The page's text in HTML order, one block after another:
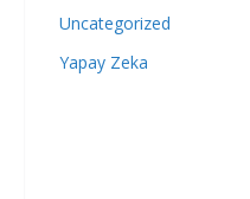
Uncategorized
Yapay Zeka